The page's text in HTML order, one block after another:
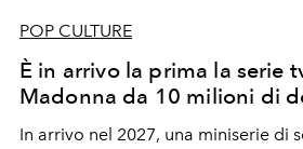
POP CULTURE
È in arrivo la prima la serie
Madonna da 10 milioni di
In arrivo nel 2027, una miniserie di